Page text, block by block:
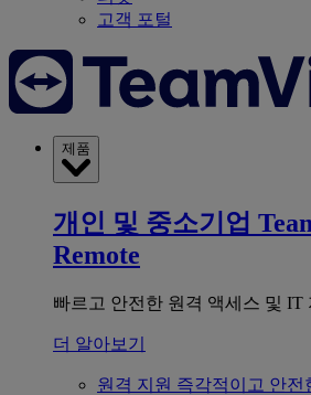
고객 포털
제품
개인 및 중소기업
Remote
빠르고 안전한 원격 액세스 및 IT
더 알아보기
원격 지원 즉각적이고 안전